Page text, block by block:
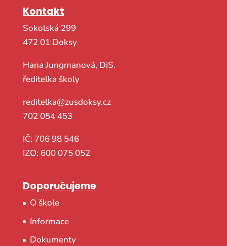
Kontakt
Sokolská 299
472 01 Doksy
Hana Jungmanová, DiS.
ředitelka školy
reditelka@zusdoksy.cz
702 054 453
IČ: 706 98 546
IZO: 600 075 052
Doporučujeme
O škole
Informace
Dokumenty